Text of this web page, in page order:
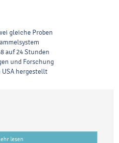
gleiche Proben
auf 24 Stunden
und Forschung
USA hergestellt
lesen